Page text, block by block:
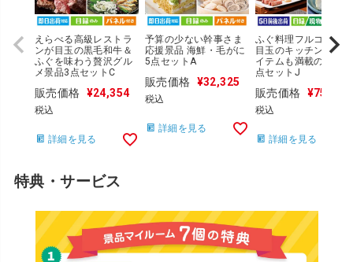
えらべる高級レストラ
ンが目玉の黒毛和牛＆
ふぐを味わう贅沢グル
メ景品3点セットC
販売価格 ¥24,354
税込
詳細を見る
予算の少ない幹事さま
応援景品 海鮮・毛がに
5点セットA
販売価格 ¥32,325
税込
詳細を見る
ふぐ料理フルコースが
目玉のキッチン便利ア
イテムも満載の景品
点セットJ
販売価格 ¥75,431
税込
詳細を見る
特典・サービス